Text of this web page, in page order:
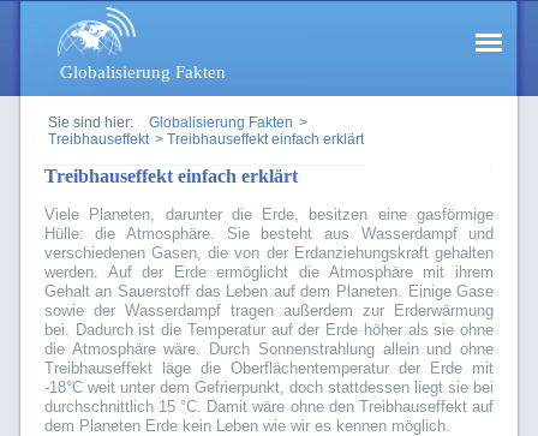
Globalisierung Fakten
Sie sind hier: Globalisierung Fakten >
Treibhauseffekt > Treibhauseffekt einfach erklärt
Treibhauseffekt einfach erklärt
Viele Planeten, darunter die Erde, besitzen eine gasförmige
Hülle: die Atmosphäre. Sie besteht aus Wasserdampf und
verschiedenen Gasen, die von der Erdanziehungskraft gehalten
werden. Auf der Erde ermöglicht die Atmosphäre mit ihrem
Gehalt an Sauerstoff das Leben auf dem Planeten. Einige Gase
sowie der Wasserdampf tragen außerdem zur Erderwärmung
bei. Dadurch ist die Temperatur auf der Erde höher als sie ohne
die Atmosphäre wäre. Durch Sonnenstrahlung allein und ohne
Treibhauseffekt läge die Oberflächentemperatur der Erde mit
-18°C weit unter dem Gefrierpunkt, doch stattdessen liegt sie bei
durchschnittlich 15 °C. Damit wäre ohne den Treibhauseffekt auf
dem Planeten Erde kein Leben wie wir es kennen möglich.